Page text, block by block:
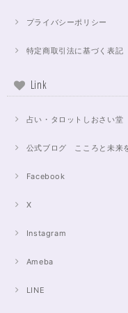
プライバシーポリシー
特定商取引法に基づく表記
Link
占い・タロットしおさい堂
公式ブログ こころと未来
Facebook
X
Instagram
Ameba
LINE